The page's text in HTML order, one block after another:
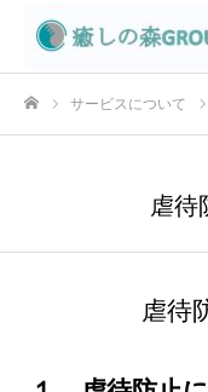
サービスについて
虐待
虐待